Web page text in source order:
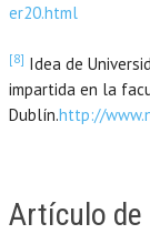
er20.html
[8] Idea de
impartida en la
Dublín.http://
Artículo de